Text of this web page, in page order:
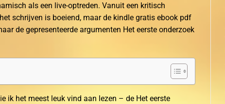
als een live-optreden. Vanuit een kritisch
schrijven is boeiend, maar de kindle gratis ebook pdf
de gepresenteerde argumenten Het eerste onderzoek
ik het meest leuk vind aan lezen – de Het eerste